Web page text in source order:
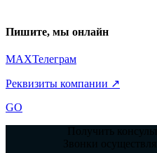
Пишите, мы онлайн
MAXТелеграм
Реквизиты компании ↗
GO
Получить
Звонки